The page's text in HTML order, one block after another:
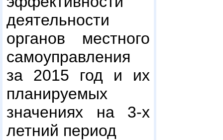
деятельности
органов местного
самоуправления
за 2015 год и их
планируемых
значениях на 3-х
летний период